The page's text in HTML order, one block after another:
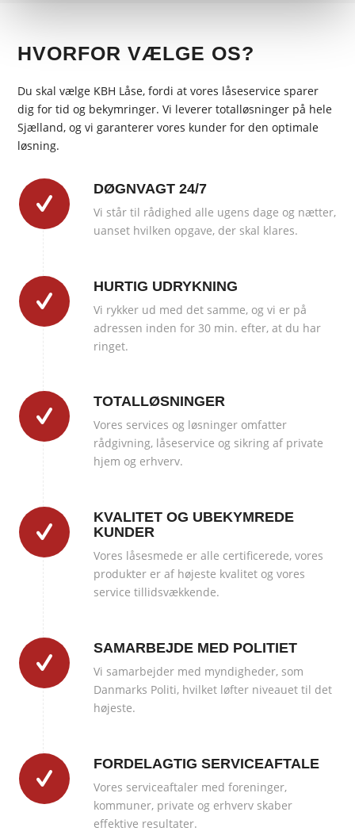
HVORFOR VÆLGE OS?
Du skal vælge KBH Låse, fordi at vores låseservice sparer
dig for tid og bekymringer. Vi leverer totalløsninger på hele
Sjælland, og vi garanterer vores kunder for den optimale
løsning.
DØGNVAGT 24/7
Vi står til rådighed alle ugens dage og nætter,
uanset hvilken opgave, der skal klares.
HURTIG UDRYKNING
Vi rykker ud med det samme, og vi er på
adressen inden for 30 min. efter, at du har
ringet.
TOTALLØSNINGER
Vores services og løsninger omfatter
rådgivning, låseservice og sikring af private
hjem og erhverv.
KVALITET OG UBEKYMREDE
KUNDER
Vores låsesmede er alle certificerede, vores
produkter er af højeste kvalitet og vores
service tillidsvækkende.
SAMARBEJDE MED POLITIET
Vi samarbejder med myndigheder, som
Danmarks Politi, hvilket løfter niveauet til det
højeste.
FORDELAGTIG SERVICEAFTALE
Vores serviceaftaler med foreninger,
kommuner, private og erhverv skaber
effektive resultater.